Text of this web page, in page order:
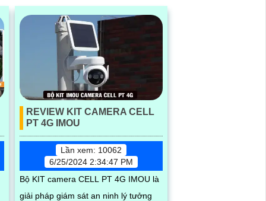
REVIEW KIT CAMERA CELL
PT 4G IMOU
Lần xem: 10062
6/25/2024 2:34:47 PM
Bộ KIT camera CELL PT 4G IMOU là
giải pháp giám sát an ninh lý tưởng